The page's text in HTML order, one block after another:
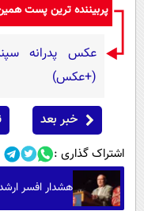
پربیننده ترین پست
عکس پدرانه
(+عکس)
خبر بعد
اشتراک گذاری :
هشدار افسر